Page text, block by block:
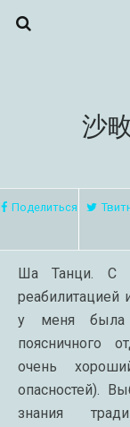
沙
Поделиться
Ша Танци. С
реабилитацией
у меня была
поясничного
очень
опасностей).
знания